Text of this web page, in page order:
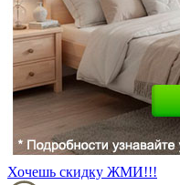
Хочешь скидку ЖМИ!!!